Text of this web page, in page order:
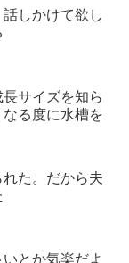
しかけて欲し
サイズを知ら
る度に水槽を
た。だから夫
とか気楽だよ